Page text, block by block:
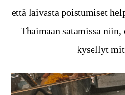
että laivasta poistumiset
Thaimaan satamissa niin,
kysellyt